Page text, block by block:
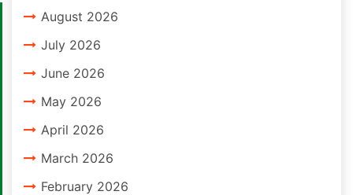
August 2026
July 2026
June 2026
May 2026
April 2026
March 2026
February 2026